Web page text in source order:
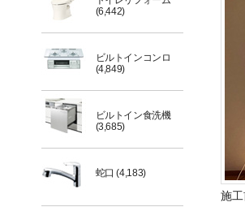
(6,442)
ビルトインコンロ
(4,849)
ビルトイン食洗機
(3,685)
蛇口 (4,183)
施